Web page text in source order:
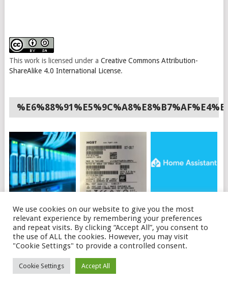
This work is licensed under a Creative Commons Attribution-
ShareAlike 4.0 International License.
独立服务器
识别的可能原因及解决
办法
装HACS
THEME BYMYTHEMESHOP
We use cookies on our website to give you the most
relevant experience by remembering your preferences
and repeat visits. By clicking “Accept All”, you consent to
the use of ALL the cookies. However, you may visit
"Cookie Settings" to provide a controlled consent.
Cookie Settings Accept All